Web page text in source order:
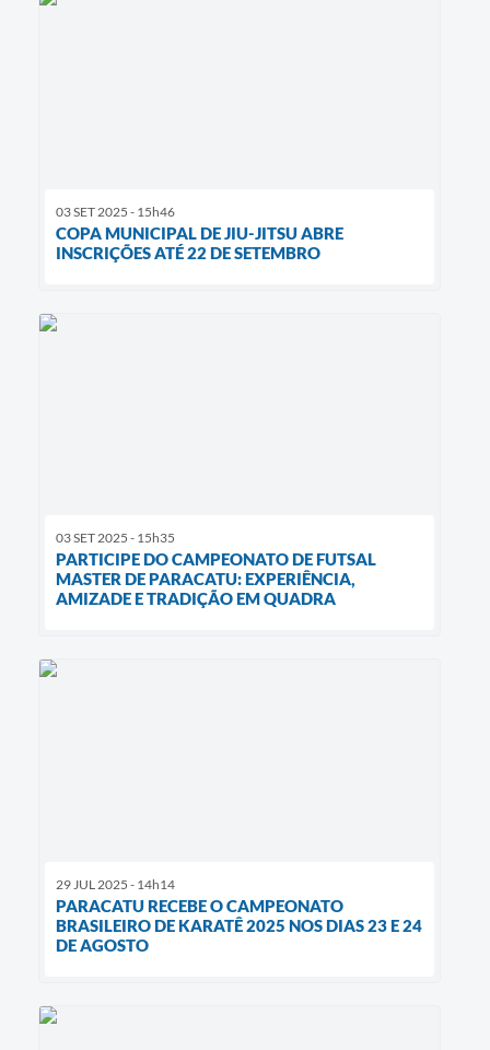
03 SET 2025 - 15h46
COPA MUNICIPAL DE JIU-JITSU ABRE
INSCRIÇÕES ATÉ 22 DE SETEMBRO
03 SET 2025 - 15h35
PARTICIPE DO CAMPEONATO DE FUTSAL
MASTER DE PARACATU: EXPERIÊNCIA,
AMIZADE E TRADIÇÃO EM QUADRA
29 JUL 2025 - 14h14
PARACATU RECEBE O CAMPEONATO
BRASILEIRO DE KARATÊ 2025 NOS DIAS 23 E 24
DE AGOSTO